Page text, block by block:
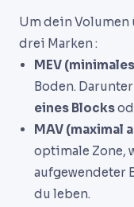
Um dein Volumen
drei Marken :
MEV
Boden.
eines Blocks
MAV (maximal
optimale Zone,
aufgewendeter
du leben.